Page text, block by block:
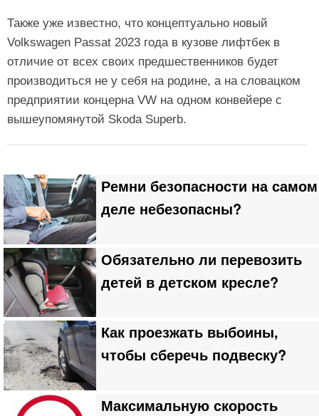
Также уже известно, что концептуально новый
Volkswagen Passat 2023 года в кузове лифтбек в
отличие от всех своих предшественников будет
производиться не у себя на родине, а на словацком
предприятии концерна VW на одном конвейере с
вышеупомянутой Skoda Superb.
Ремни безопасности на самом
деле небезопасны?
Обязательно ли перевозить
детей в детском кресле?
Как проезжать выбоины,
чтобы сберечь подвеску?
Максимальную скорость